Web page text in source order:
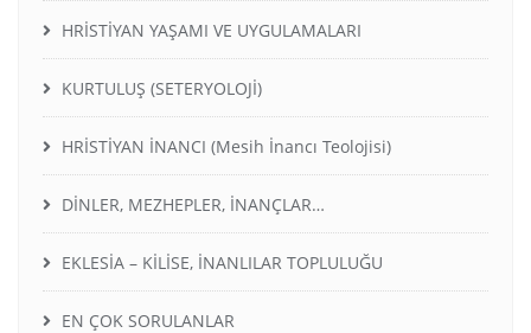
HRİSTİYAN YAŞAMI VE UYGULAMALARI
KURTULUŞ (SETERYOLOJİ)
HRİSTİYAN İNANCI (Mesih İnancı Teolojisi)
DİNLER, MEZHEPLER, İNANÇLAR…
EKLESİA – KİLİSE, İNANLILAR TOPLULUĞU
EN ÇOK SORULANLAR